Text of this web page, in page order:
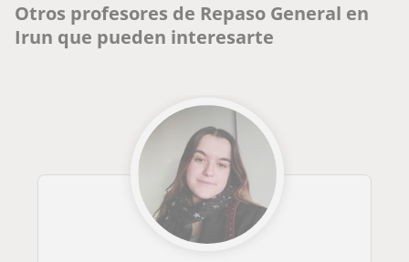
Otros profesores de Repaso General en
Irun que pueden interesarte